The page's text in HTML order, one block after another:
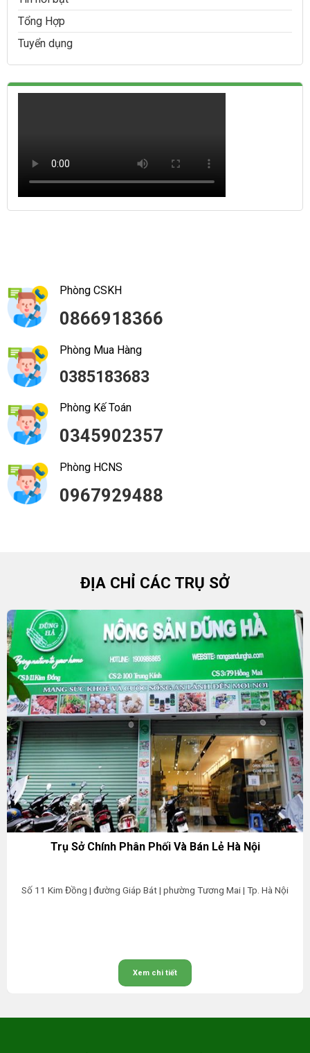
Tổng Hợp
Tuyển dụng
Phòng CSKH
0866918366
Phòng Mua Hàng
0385183683
Phòng Kế Toán
0345902357
Phòng HCNS
0967929488
ĐỊA CHỈ CÁC TRỤ SỞ
Trụ Sở Chính Phân Phối Và Bán Lẻ Hà Nội
Số 11 Kim Đồng | đường Giáp Bát | phường Tương Mai | Tp. Hà Nội
Xem chi tiết